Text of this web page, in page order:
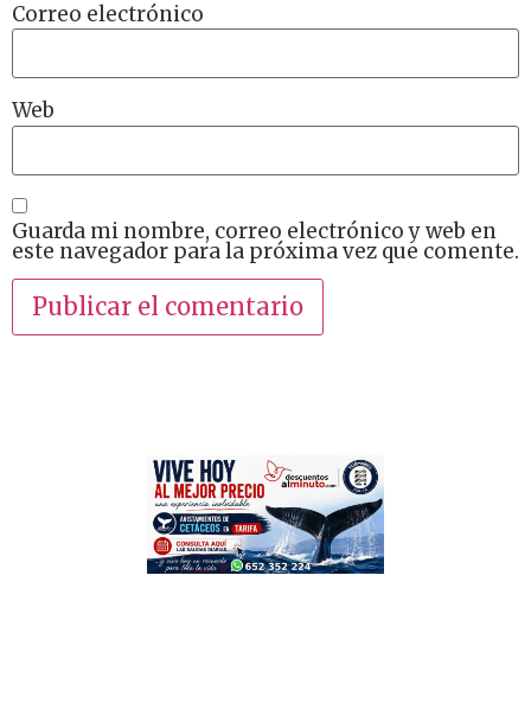
Correo electrónico
Web
Guarda mi nombre, correo electrónico y web en
este navegador para la próxima vez que comente.